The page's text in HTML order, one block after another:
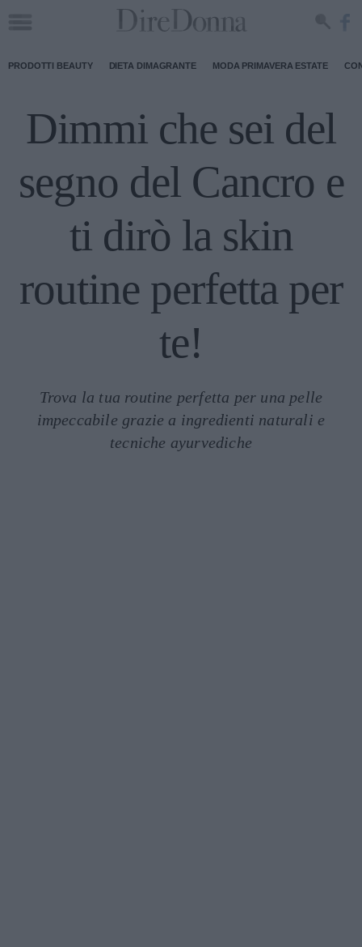
PRODOTTI BEAUTY DIETA DIMAGRANTE MODA PRIMAVERA ESTATE
Dimmi che sei del
segno del Cancro e
ti dirò la skin
routine perfetta per
te!
Trova la tua routine perfetta per una pelle
impeccabile grazie a ingredienti naturali e
tecniche ayurvediche